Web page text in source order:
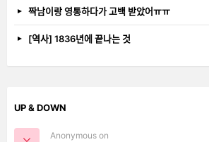
짝남이랑 영통하다가 고백 받았어ㅠㅠ
[역사] 1836년에 끝나는 것
UP & DOWN
Anonymous on